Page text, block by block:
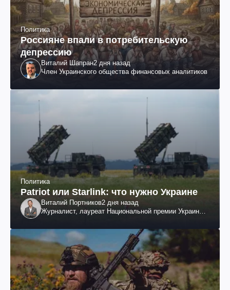
Политика
Россияне впали в потребительскую
депрессию
Виталий Шапран2 дня назад
Член Украинского общества финансовых аналитиков
Политика
Patriot или Starlink: что нужно Украине
Виталий Портников2 дня назад
Журналист, лауреат Национальной премии Украины